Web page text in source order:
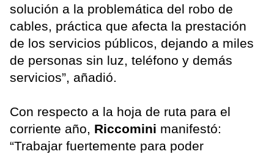
solución a la problemática del robo de
cables, práctica que afecta la prestación
de los servicios públicos, dejando a miles
de personas sin luz, teléfono y demás
servicios”, añadió.
Con respecto a la hoja de ruta para el
corriente año, Riccomini manifestó:
“Trabajar fuertemente para poder